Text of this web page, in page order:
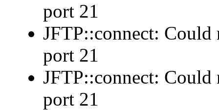
port 21
JFTP::connect:
port 21
JFTP::connect:
port 21